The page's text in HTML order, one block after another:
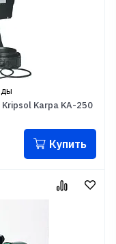
Karpa KA-250
Купить